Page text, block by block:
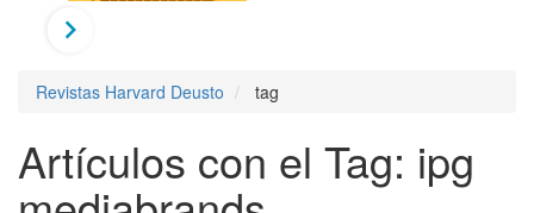
Revistas Harvard Deusto tag
Artículos con el Tag: ipg